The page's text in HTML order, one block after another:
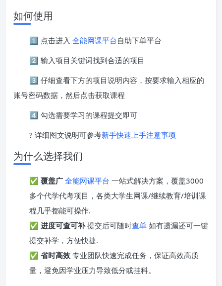
如何使用
1️⃣ 点击进入 全能网课平台自助下单平台
2️⃣ 输入项目关键词找到合适的项目
3️⃣ 仔细查看下方的项目说明内容，按要求输入相应的
账号密码数据，然后点击获取课程
4️⃣ 勾选需要学习的课程提交即可
? 详细图文说明可参考新手快速上手注意事项
为什么选择我们
✅ 覆盖广 全能网课平台 一站式解决方案，覆盖3000
多个代学代考项目，各类大学生网课/继续教育/培训课
程几乎都能可操作.
✅ 进度可查可补提交后可随时查单 如有遗漏还可一键
提交补学，方便快捷.
✅ 省时高效 专业团队快速完成任务，保证高效高质
量，避免因学业压力导致低分或挂科。